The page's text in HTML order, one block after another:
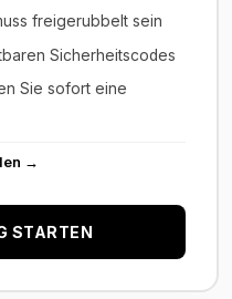
freigerubbelt sein
Sicherheitscodes
Sie sofort eine
→
STARTEN